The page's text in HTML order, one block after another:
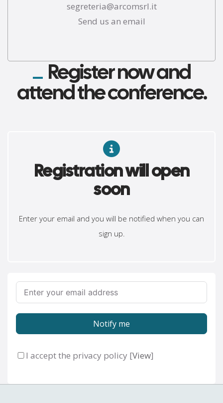
segreteria@arcomsrl.it
Send us an email
Register now and
attend the conference.
Registration will open
soon
Enter your email and you will be notified when you can
sign up.
Notify me
I accept the privacy policy [View]